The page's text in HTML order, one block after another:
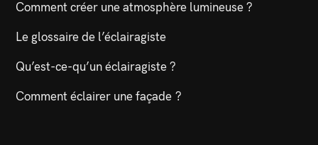
Comment créer une atmosphère lumineuse ?
Le glossaire de l’éclairagiste
Qu’est-ce-qu’un éclairagiste ?
Comment éclairer une façade ?